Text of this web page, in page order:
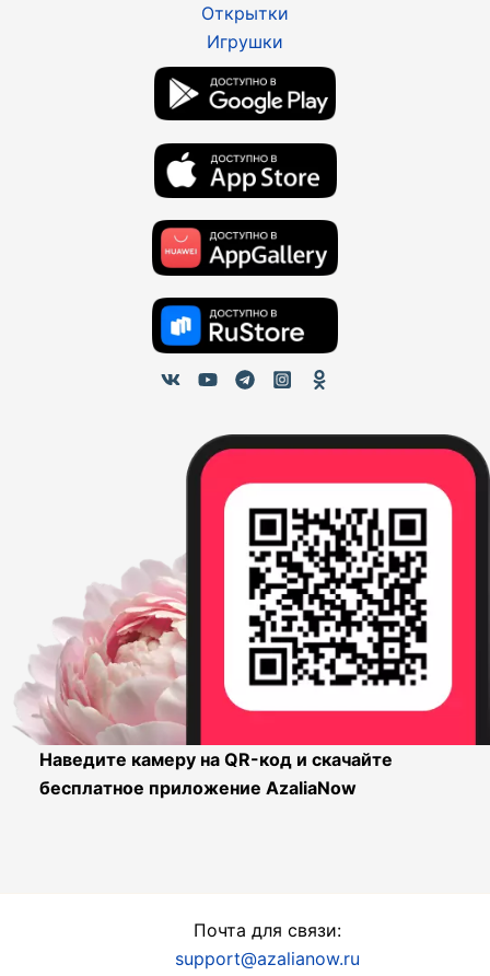
Открытки
Игрушки
Наведите камеру на QR-код и скачайте
бесплатное приложение AzaliaNow
Почта для связи:
support@azalianow.ru